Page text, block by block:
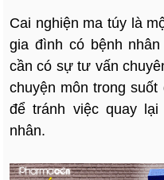
Cai nghiện ma túy là
gia đình có bệnh
cần có sự tư vấn
chuyện môn trong
để tránh việc quay
nhân.